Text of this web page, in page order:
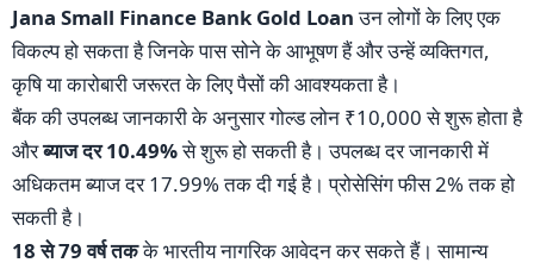
Jana Small Finance Bank Gold Loanउन लोगों के लिए एक
विकल्प हो सकता है जिनके पास सोने के आभूषण हैं और उन्हें व्यक्तिगत,
कृषि या कारोबारी जरूरत के लिए पैसों की आवश्यकता है।
बैंक की उपलब्ध जानकारी के अनुसार गोल्ड लोन ₹10,000 से शुरू होता है
औरब्याज दर 10.49%से शुरू हो सकती है। उपलब्ध दर जानकारी में
अधिकतम ब्याज दर 17.99% तक दी गई है। प्रोसेसिंग फीस 2% तक हो
सकती है।
18 से 79 वर्ष तकके भारतीय नागरिक आवेदन कर सकते हैं। सामान्य